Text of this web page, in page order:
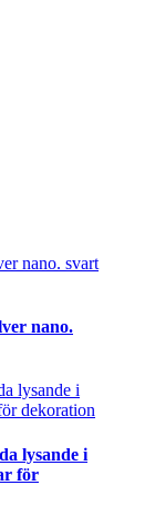
nano.
lysande i
för